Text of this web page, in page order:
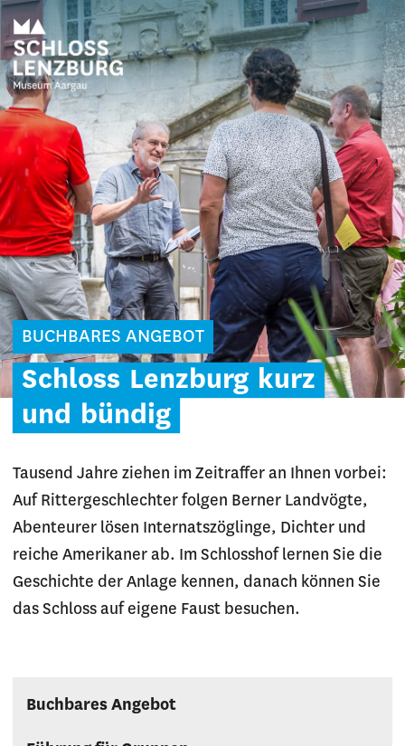
BUCHBARES ANGEBOT
Schloss Lenzburg kurz
und bündig
Tausend Jahre ziehen im Zeitraffer an Ihnen vorbei:
Auf Rittergeschlechter folgen Berner Landvögte,
Abenteurer lösen Internatszöglinge, Dichter und
reiche Amerikaner ab. Im Schlosshof lernen Sie die
Geschichte der Anlage kennen, danach können Sie
das Schloss auf eigene Faust besuchen.
Buchbares Angebot